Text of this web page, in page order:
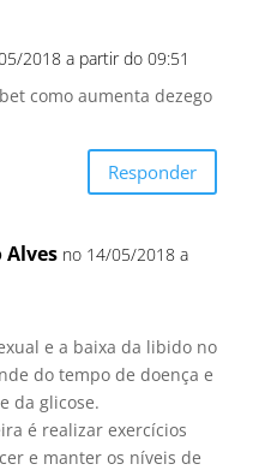
2018 a partir do 09:51
como aumenta dezego
Responder
Alves no 14/05/2018 a
e a baixa da libido no
do tempo de doença e
da glicose.
é realizar exercícios
e manter os níveis de